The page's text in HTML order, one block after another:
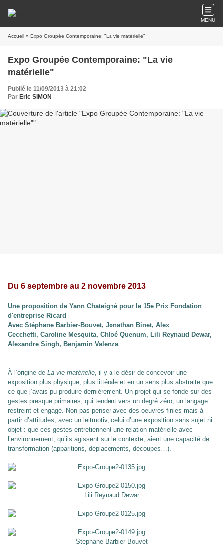
MENU
Accueil » Expo Groupée Contemporaine: "La vie matérielle"
Expo Groupée Contemporaine: "La vie
matérielle"
Publié le 11/09/2013 à 21:02
Par Eric SIMON
Du 6 septembre au 2 novembre 2013
Une proposition de Yann Chateigné pour le 15e Prix Fondation
d'entreprise Ricard
Avec Stéphane Barbier-Bouvet, Jonathan Binet, Alex
Cecchetti, Caroline Mesquita, Chloé Quenum, Lili Reynaud Dewar,
Alexandre Singh, Benjamin Valenza
À l’origine de La vie matérielle, il y a le désir de concevoir une
exposition plus physique, plus littérale et en un sens plus abstraite que
ce que j’avais pu produire dernièrement. Un projet qui se fonde sur des
gestes presque primaires, qui tendent vers un degré zéro, un langage
restreint et engagé. Non pas penser avec des oeuvres finies mais à
partir d’attitudes, avec un leitmotiv, celui d’une exposition sans sujet ni
objet : que ces gestes entretiennent une relation matérielle avec
l’environnement, qu’ils agissent sur le contexte, aient une capacité de
transformation (apparitions, déplacements, découpes…).
Lili Reynaud Dewar
Stephane Barbier Bouvet